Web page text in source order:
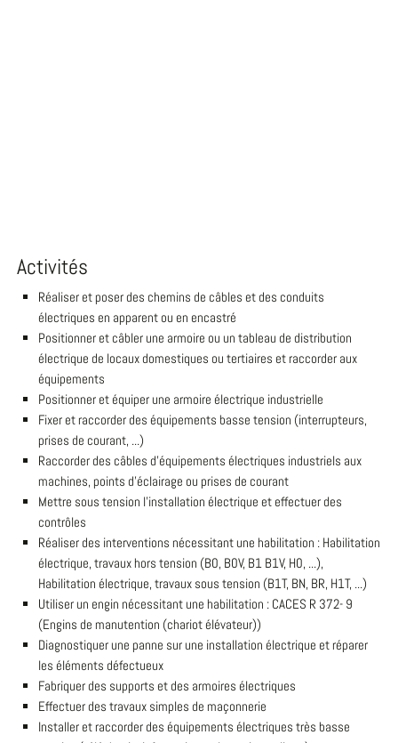
Activités
Réaliser et poser des chemins de câbles et des conduits
électriques en apparent ou en encastré
Positionner et câbler une armoire ou un tableau de distribution
électrique de locaux domestiques ou tertiaires et raccorder aux
équipements
Positionner et équiper une armoire électrique industrielle
Fixer et raccorder des équipements basse tension (interrupteurs,
prises de courant, ...)
Raccorder des câbles d'équipements électriques industriels aux
machines, points d'éclairage ou prises de courant
Mettre sous tension l'installation électrique et effectuer des
contrôles
Réaliser des interventions nécessitant une habilitation : Habilitation
électrique, travaux hors tension (B0, B0V, B1 B1V, H0, ...),
Habilitation électrique, travaux sous tension (B1T, BN, BR, H1T, ...)
Utiliser un engin nécessitant une habilitation : CACES R 372- 9
(Engins de manutention (chariot élévateur))
Diagnostiquer une panne sur une installation électrique et réparer
les éléments défectueux
Fabriquer des supports et des armoires électriques
Effectuer des travaux simples de maçonnerie
Installer et raccorder des équipements électriques très basse